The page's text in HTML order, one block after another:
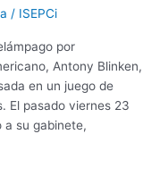
/ ISEPCi
por
Antony Blinken,
en un juego de
El pasado viernes 23
a su gabinete,